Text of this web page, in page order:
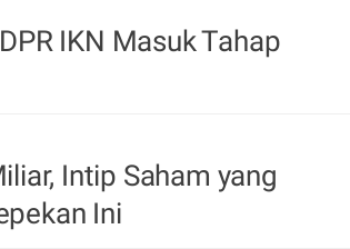
IKN Masuk Tahap
Intip Saham yang
Ini